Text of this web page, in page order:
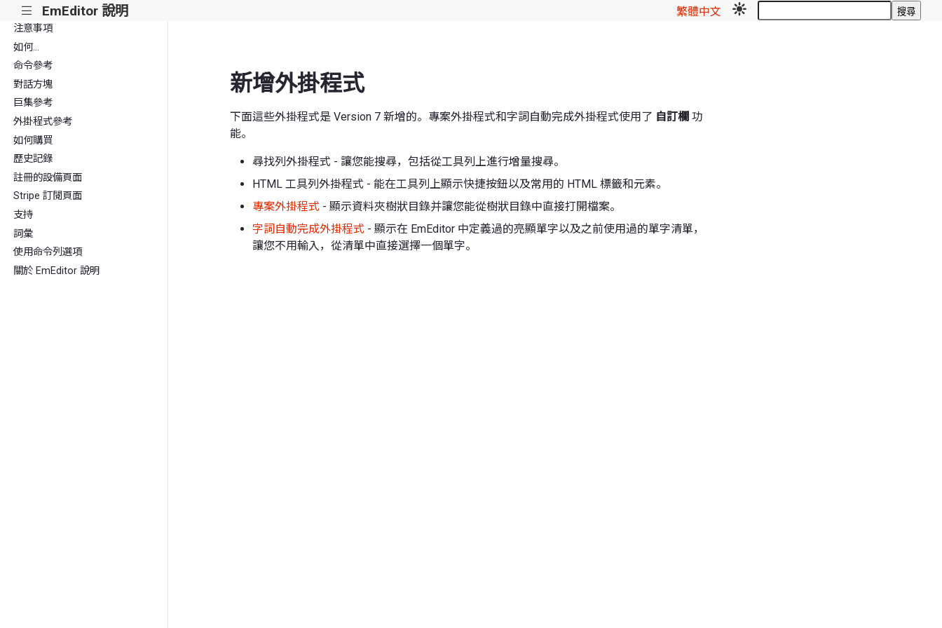
||| EmEditor 說明 繁體中文 搜尋
注意事項
如何...
命令參考
對話方塊
巨集參考
外掛程式參考
如何購買
歷史記錄
註冊的設備頁面
Stripe 訂閱頁面
支持
詞彙
使用命令列選項
關於 EmEditor 說明
新增外掛程式
下面這些外掛程式是 Version 7 新增的。專案外掛程式和字詞自動完成外掛程式使用了 自訂欄 功
能。
尋找列外掛程式 - 讓您能搜尋，包括從工具列上進行增量搜尋。
HTML 工具列外掛程式 - 能在工具列上顯示快捷按鈕以及常用的 HTML 標籤和元素。
專案外掛程式 - 顯示資料夾樹狀目錄并讓您能從樹狀目錄中直接打開檔案。
字詞自動完成外掛程式 - 顯示在 EmEditor 中定義過的亮顯單字以及之前使用過的單字清單，
讓您不用輸入，從清單中直接選擇一個單字。